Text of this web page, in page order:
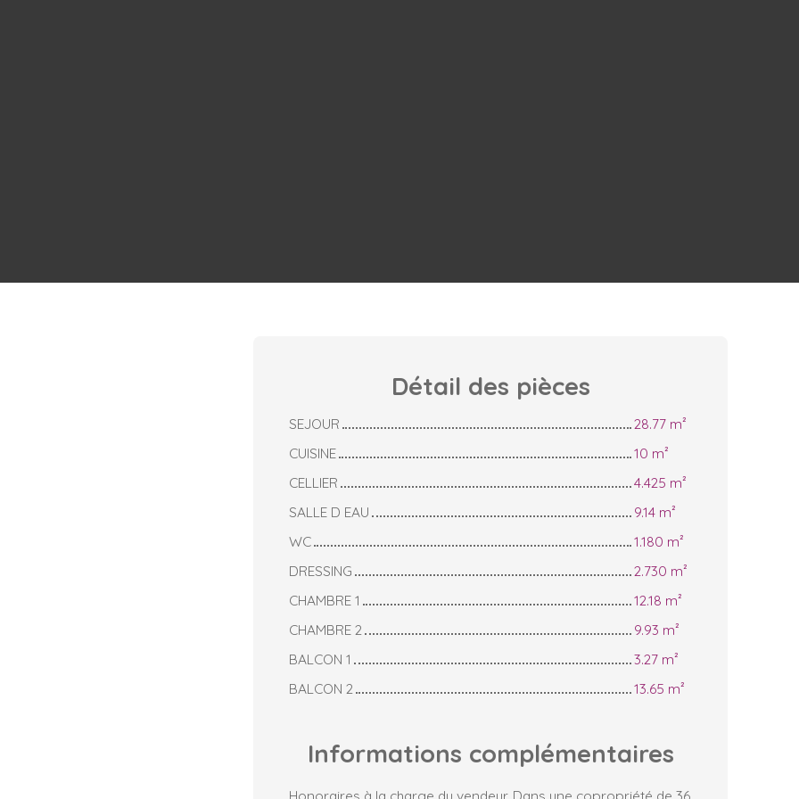
Détail des pièces
SEJOUR
28.77 m²
CUISINE
10 m²
CELLIER
4.425 m²
SALLE D EAU
9.14 m²
WC
1.180 m²
DRESSING
2.730 m²
CHAMBRE 1
12.18 m²
CHAMBRE 2
9.93 m²
BALCON 1
3.27 m²
BALCON 2
13.65 m²
Informations complémentaires